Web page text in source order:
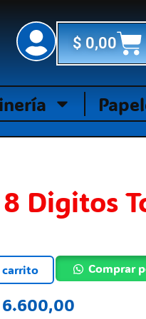
$0,00
Digitos
6.600,00
carrito Comprar